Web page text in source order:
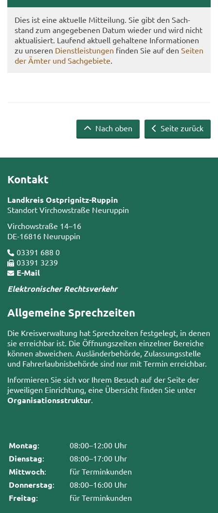
Dies ist eine ak­tu­el­le Mit­tei­lung. Sie gibt den Sach­
stand zum an­ge­ge­be­nen Datum wie­der und wird nicht
ak­tua­li­siert. Lau­fend ak­tu­ell ge­hal­te­ne In­for­ma­tio­nen
zu un­se­ren Dienst­leis­tun­gen fin­den Sie auf den Sei­ten
der Ämter und Sach­ge­bie­te.
Seite zurück
Nach oben
Kontakt
Landkreis Ostprignitz-Ruppin
Standort Virchowstraße Neuruppin
Virchowstraße 14–16
DE-16816 Neuruppin
03391 688 0
03391 3239
E-Mail
Elektronischer Rechtsverkehr
Allgemeine Sprechzeiten
Die Kreisverwaltung hat Sprechzeiten festgelegt, in denen
sie erreichbar ist. Die Öffnungszeiten einzelner Bereiche
können abweichen. Ausländerbehörde, Zulassungsstelle
und Fahrerlaubnisbehörde sind nur mit Termin erreichbar.
Informieren Sie sich vor Ihrem Besuch auf der Seite der
jeweiligen Einrichtung, eine Übersicht finden Sie unter
Organisationsstruktur
Montag: 08:00–12:00 Uhr
Dienstag: 08:00–17:00 Uhr
Mittwoch: für Terminkunden
Donnerstag: 08:00–16:00 Uhr
Freitag: für Terminkunden